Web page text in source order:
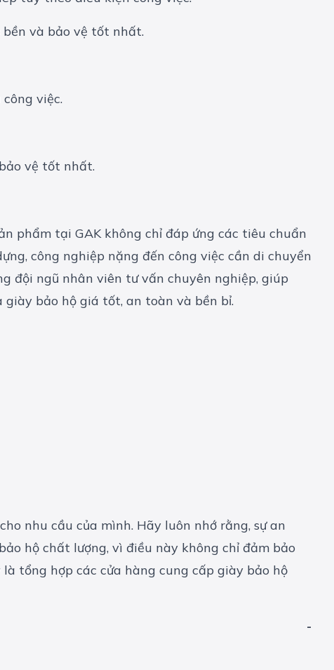
và bảo vệ tốt nhất.
việc.
phẩm tại GAK không chỉ đáp ứng các tiêu chuẩn
công nghiệp nặng đến công việc cần di chuyển
đội ngũ nhân viên tư vấn chuyên nghiệp, giúp
giày bảo hộ giá tốt, an toàn và bền bỉ.
nhu cầu của mình. Hãy luôn nhớ rằng, sự an
hộ chất lượng, vì điều này không chỉ đảm bảo
tổng hợp các cửa hàng cung cấp giày bảo hộ
-